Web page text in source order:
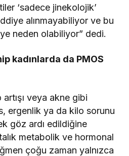
‘sadece jinekolojik’
alınmayabiliyor ve bu
neden olabiliyor” dedi.
kadınlarda da PMOS
veya akne gibi
ergenlik ya da kilo sorunu
göz ardı edildiğine
metabolik ve hormonal
çoğu zaman yalnızca